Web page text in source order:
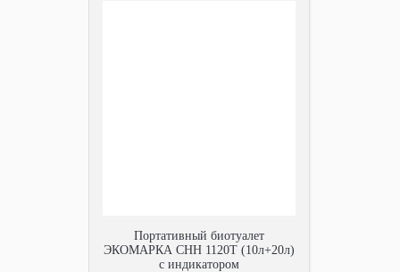
Портативный биотуалет
ЭКОМАРКА СНН 1120Т (10л+20л)
с индикатором